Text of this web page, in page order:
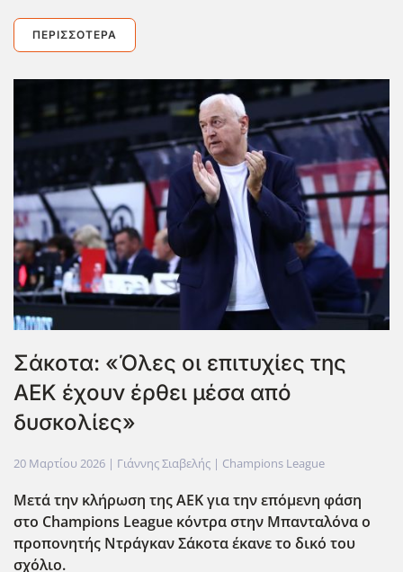
ΠΕΡΙΣΣΌΤΕΡΑ
Σάκοτα: «Όλες οι επιτυχίες της
ΑΕΚ έχουν έρθει μέσα από
δυσκολίες»
20 Μαρτίου 2026 | Γιάννης Σιαβελής | Champions League
Mετά την κλήρωση της ΑΕΚ για την επόμενη φάση
στο Champions League κόντρα στην Μπανταλόνα o
προπονητής Ντράγκαν Σάκοτα έκανε το δικό του
σχόλιο.